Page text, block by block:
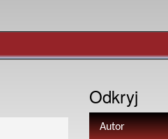
Odkryj
Autor